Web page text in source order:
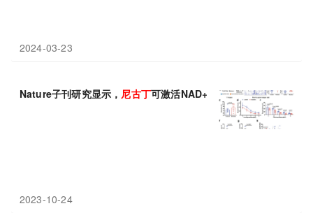
2024-03-23
Nature子刊研究显示， 尼古丁可激活NAD+合成、延缓衰老
2023-10-24